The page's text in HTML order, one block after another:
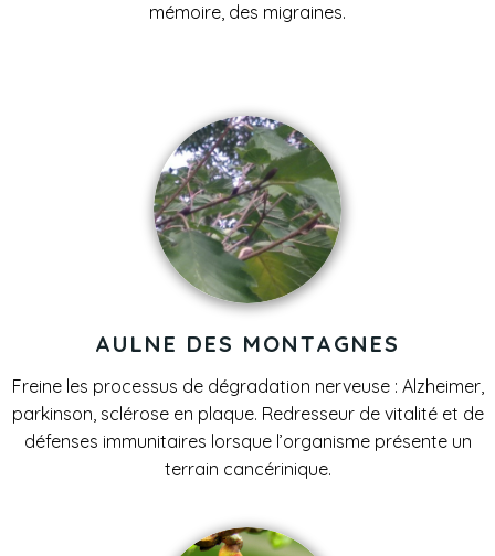
mémoire, des migraines.
AULNE DES MONTAGNES
Freine les processus de dégradation nerveuse : Alzheimer,
parkinson, sclérose en plaque. Redresseur de vitalité et de
défenses immunitaires lorsque l’organisme présente un
terrain cancérinique.